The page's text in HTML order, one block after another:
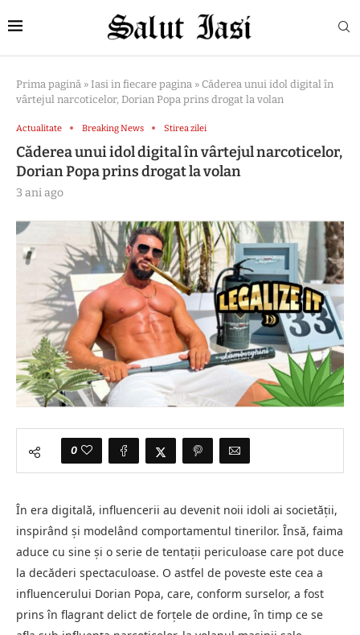
Prima pagină » Iasi in fiecare pagina » Căderea unui idol digital în
vârtejul narcoticelor, Dorian Popa prins drogat la volan
Actualitate Breaking News Stirea zilei
Căderea unui idol digital în vârtejul narcoticelor,
Dorian Popa prins drogat la volan
3 ani ago
0
În era digitală, influencerii au devenit noii idoli ai societății,
inspirând și modelând comportamentul tinerilor. Însă, faima
aduce cu sine și o serie de tentații periculoase care pot duce
la decăderi spectaculoase. O astfel de poveste este cea a
influencerului Dorian Popa, care, conform surselor, a fost
prins în flagrant delict de forțele de ordine, în timp ce se